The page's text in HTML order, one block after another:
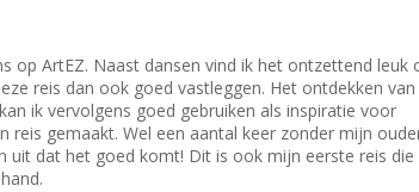
op ArtEZ. Naast dansen vind ik het ontzettend leuk
reis dan ook goed vastleggen. Het ontdekken van
ik vervolgens goed gebruiken als inspiratie voor
reis gemaakt. Wel een aantal keer zonder mijn
uit dat het goed komt! Dit is ook mijn eerste reis die